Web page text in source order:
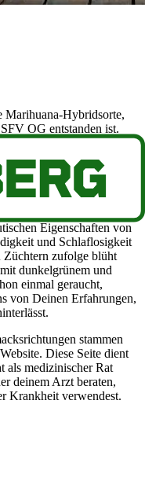
Marihuana-Hybridsorte,
OG entstanden ist.
dennoch entspannende
Gefühl hinterlässt.
kreativ macht, aber
Sorte hat Berichten
was sie zu einer idealen
macht. Medizinische
Eigenschaften von
und Schlaflosigkeit
Züchtern zufolge blüht
dunkelgrünem und
einmal geraucht,
von Deinen Erfahrungen,
stammen
Diese Seite dient
als medizinischer Rat
deinem Arzt beraten,
Krankheit verwendest.